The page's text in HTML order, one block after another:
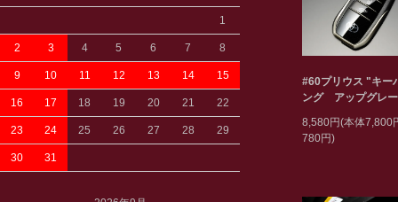
1
2 3 4 5 6 7 8
9 10 11 12 13 14 15
16 17 18 19 20 21 22
23 24 25 26 27 28 29
30 31
#60プリウス "キー
ング アップグレ
8,580円(本体7,800
780円)